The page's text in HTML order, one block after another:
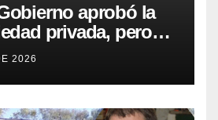
aprobó la
privada, pero
otro capítulo
2026